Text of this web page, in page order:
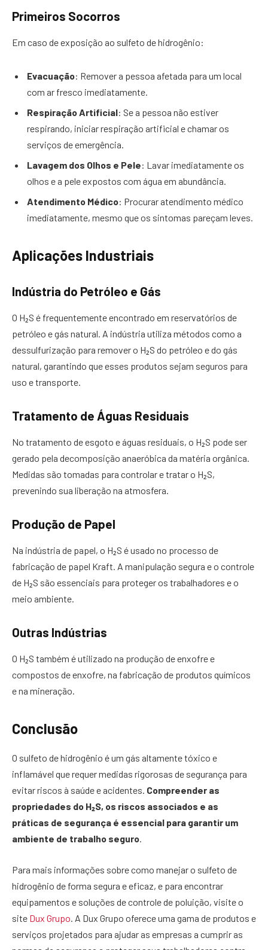
Primeiros Socorros
Em caso de exposição ao sulfeto de hidrogênio:
Evacuação: Remover a pessoa afetada para um local
com ar fresco imediatamente.
Respiração Artificial: Se a pessoa não estiver
respirando, iniciar respiração artificial e chamar os
serviços de emergência.
Lavagem dos Olhos e Pele: Lavar imediatamente os
olhos e a pele expostos com água em abundância.
Atendimento Médico: Procurar atendimento médico
imediatamente, mesmo que os sintomas pareçam leves.
Aplicações Industriais
Indústria do Petróleo e Gás
O H₂S é frequentemente encontrado em reservatórios de
petróleo e gás natural. A indústria utiliza métodos como a
dessulfurização para remover o H₂S do petróleo e do gás
natural, garantindo que esses produtos sejam seguros para
uso e transporte.
Tratamento de Águas Residuais
No tratamento de esgoto e águas residuais, o H₂S pode ser
gerado pela decomposição anaeróbica da matéria orgânica.
Medidas são tomadas para controlar e tratar o H₂S,
prevenindo sua liberação na atmosfera.
Produção de Papel
Na indústria de papel, o H₂S é usado no processo de
fabricação de papel Kraft. A manipulação segura e o controle
de H₂S são essenciais para proteger os trabalhadores e o
meio ambiente.
Outras Indústrias
O H₂S também é utilizado na produção de enxofre e
compostos de enxofre, na fabricação de produtos químicos
e na mineração.
Conclusão
O sulfeto de hidrogênio é um gás altamente tóxico e
inflamável que requer medidas rigorosas de segurança para
evitar riscos à saúde e acidentes. Compreender as
propriedades do H₂S, os riscos associados e as
práticas de segurança é essencial para garantir um
ambiente de trabalho seguro.
Para mais informações sobre como manejar o sulfeto de
hidrogênio de forma segura e eficaz, e para encontrar
equipamentos e soluções de controle de poluição, visite o
site Dux Grupo . A Dux Grupo oferece uma gama de produtos e
serviços projetados para ajudar as empresas a cumprir as